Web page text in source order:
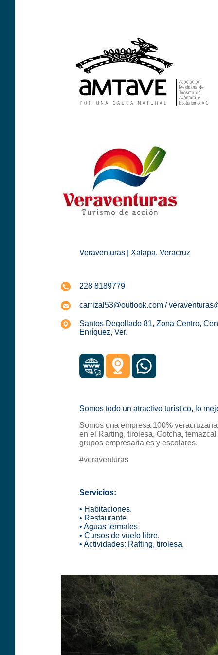
Veraventuras | Xalapa, Veracruz
228 8189779
carrizal53@outlook.com /
Santos Degollado 81, Zona Centro,
Enríquez, Ver.
Somos todo un atractivo turístico, lo
Somos una empresa 100%
en el Rarting, tirolesa, Gotcha,
grupos empresariales y escolares.
#veraventuras
Servicios:
• Habitaciones.
• Restaurante.
• Aguas termales
• Cursos de vuelo libre.
• Actividades: Rafting, tirolesa.